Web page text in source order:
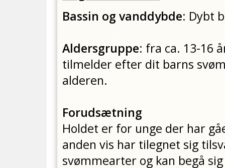
Bassin og vanddybde: Dybt
Aldersgruppe: fra ca. 13-16
tilmelder efter dit barns
alderen.
Forudsætning
Holdet er for unge der har
anden vis har tilegnet sig
svømmearter og kan begå